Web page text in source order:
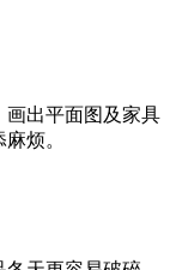
画出平面图及家具
烦。